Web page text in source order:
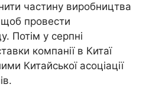
частину виробництва
провести
Потім у серпні
компанії в Китаї
Китайської асоціації